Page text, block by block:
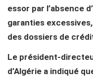
essor par l’absence
garanties
des dossiers de
Le président-
d’Algérie a indiqué